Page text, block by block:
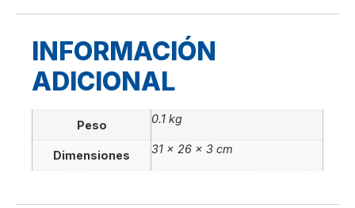
INFORMACIÓN
ADICIONAL
Peso 0.1 kg
Dimensiones 31 × 26 × 3 cm